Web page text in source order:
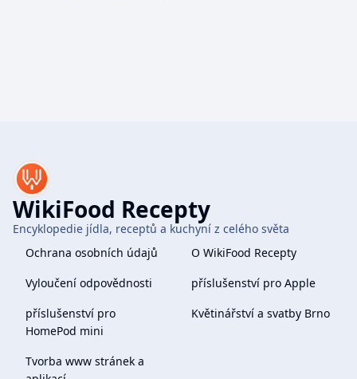
WikiFood Recepty
Encyklopedie jídla, receptů a kuchyní z celého světa
Ochrana osobních údajů
O WikiFood Recepty
Vyloučení odpovědnosti
příslušenství pro Apple
příslušenství pro
HomePod mini
Květinářství a svatby Brno
Tvorba www stránek a